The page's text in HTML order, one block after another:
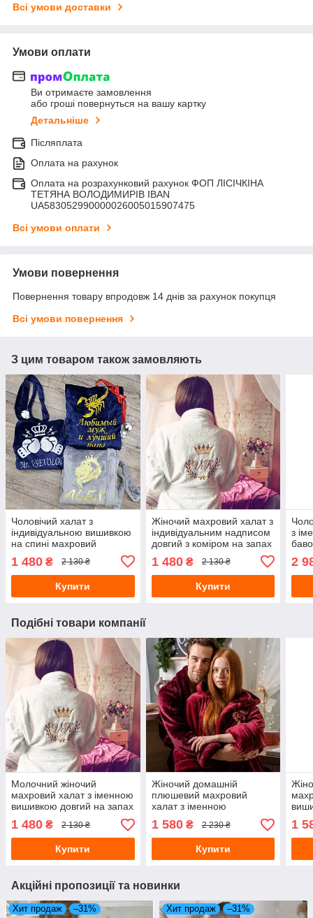
Всі умови доставки
Умови оплати
Ви отримаєте замовлення
або гроші повернуться на вашу картку
Детальніше
Післяплата
Оплата на рахунок
Оплата на розрахунковий рахунок ФОП ЛІСІЧКІНА
ТЕТЯНА ВОЛОДИМИРІВ IBAN
UA583052990000026005015907475
Всі умови оплати
Умови повернення
Повернення товару впродовж 14 днів за рахунок покупця
Всі умови повернення
З цим товаром також замовляють
Чоловічий халат з
індивідуальною вишивкою
на спині махровий
1 480 ₴ 2 130 ₴
Купити
Жіночий махровий халат з
індивідуальним надписом
довгий з коміром на запах
1 480₴ 2 130 ₴
Купити
з
2
Подібні товари компанії
Молочний жіночий
махровий халат з іменною
вишивкою довгий на запах
1 480 ₴ 2 130 ₴
Купити
Жіночий домашній
плюшевий махровий
халат з іменною
1 580₴ 2 230 ₴
Купити
1
Акційні пропозиції та новинки
Хит продаж –31% Хит продаж –31%